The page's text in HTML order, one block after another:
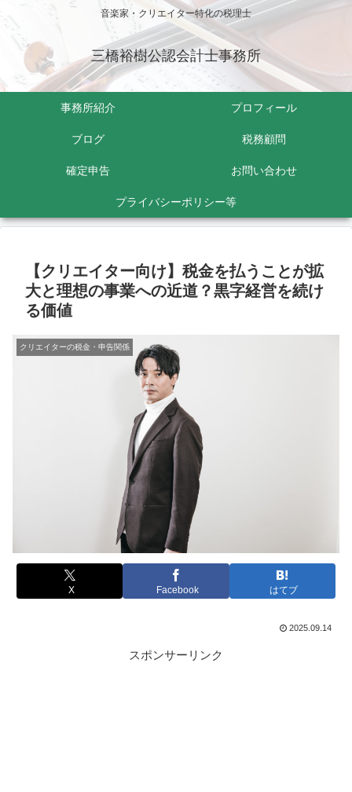
音楽家・クリエイター特化の税理士
三橋裕樹公認会計士事務所
事務所紹介 プロフィール
ブログ 税務顧問
確定申告 お問い合わせ
プライバシーポリシー等
【クリエイター向け】税金を払うことが拡
大と理想の事業への近道？黒字経営を続け
る価値
クリエイターの税金・申告関係
X Facebook はてブ
2025.09.14
スポンサーリンク